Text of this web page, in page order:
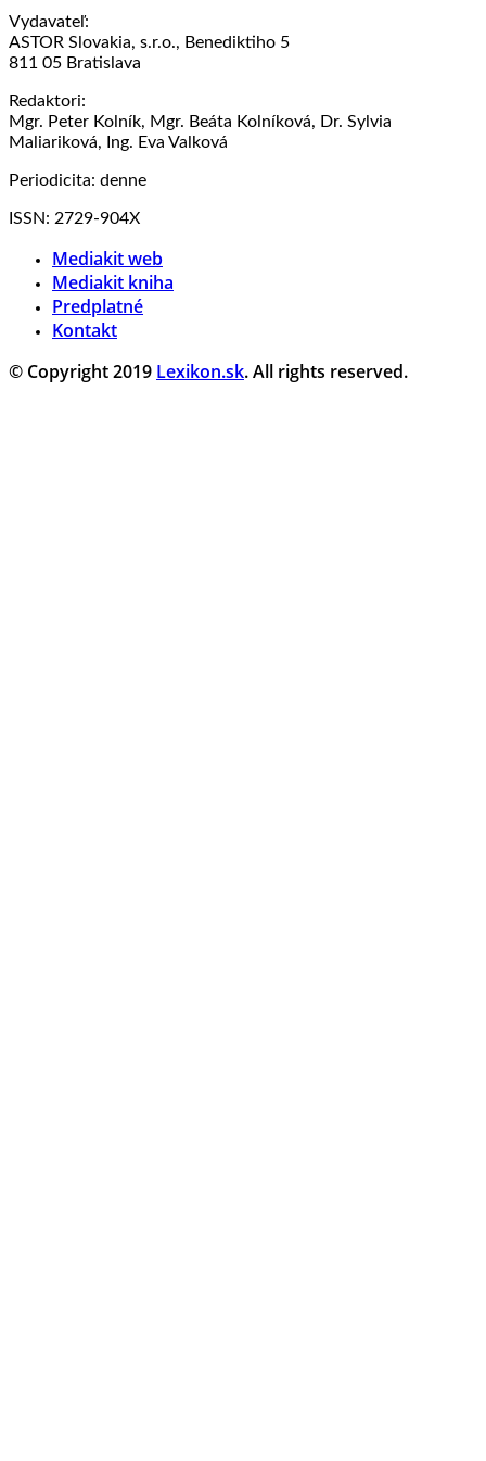
Vydavateľ:
ASTOR Slovakia, s.r.o., Benediktiho 5
811 05 Bratislava
Redaktori:
Mgr. Peter Kolník, Mgr. Beáta Kolníková, Dr. Sylvia
Maliariková, Ing. Eva Valková
Periodicita: denne
ISSN: 2729-904X
Mediakit web
Mediakit kniha
Predplatné
Kontakt
© Copyright 2019 Lexikon.sk. All rights reserved.